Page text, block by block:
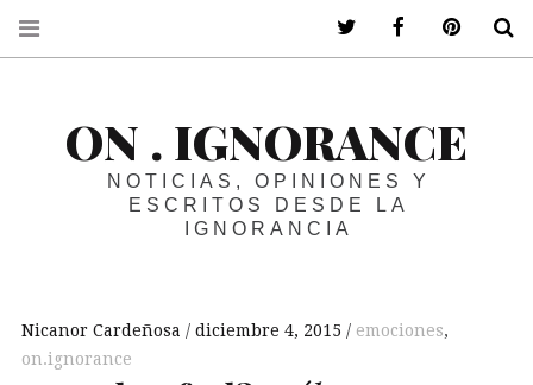
ON . IGNORANCE
NOTICIAS, OPINIONES Y
ESCRITOS DESDE LA
IGNORANCIA
Nicanor Cardeñosa diciembre 4, 2015 emociones,
on.ignorance
ir a mi twitterir a mi facebook
ir a mi